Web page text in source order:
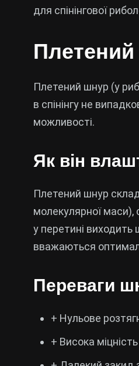
для спінінгової
Плетений
Плетений шнур (у
в спінінгу не
можливості.
Як він
Плетений шнур
молекулярної
у перетині виходить
вважаються
Переваги
+ Нульове
+ Висока